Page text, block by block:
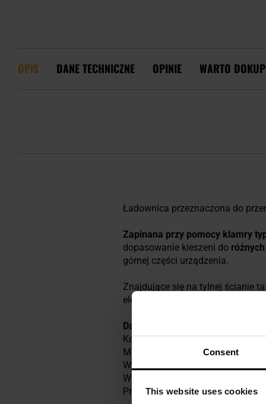
Consent
This website uses cookies
OPIS DANE TECHNICZNE OPINIE WARTO
Ładownica przeznaczona do
Zapinana przy pomocy klamry
dopasowanie kieszeni do
górnej części urządzenia.
Znajdujące się na tylnej ścianie
elementów oporządzenia
Dane techniczne
Kolor: Coyote Brown
Materiał: Nylon 500D
Wymiary: 220 x 80 x 25 mm
Waga: 150 g
Producent:Wosport, PRC